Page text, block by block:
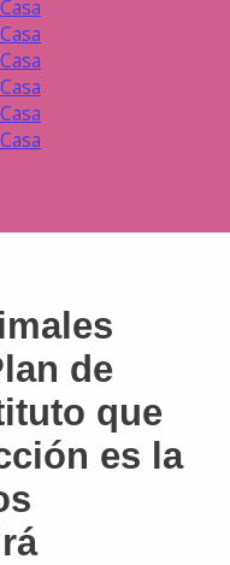
de
que
es la